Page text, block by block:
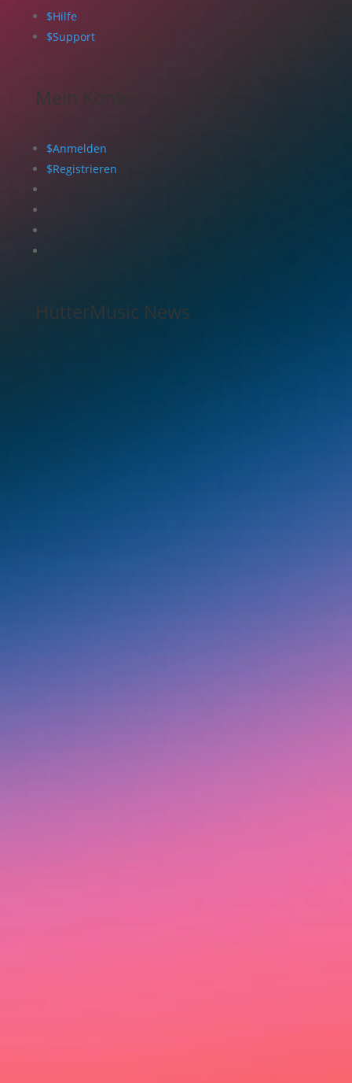
$Hilfe
$Support
Mein Konto
$Anmelden
$Registrieren
HutterMusic News